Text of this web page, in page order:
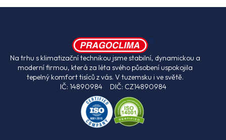
Na trhu s klimatizační technikou jsme stabilní, dynamickou a
moderní firmou, která za léta svého působení uspokojila
tepelný komfort tisíců z vás. V tuzemsku i ve světě.
IČ: 14890984 DIČ: CZ14890984